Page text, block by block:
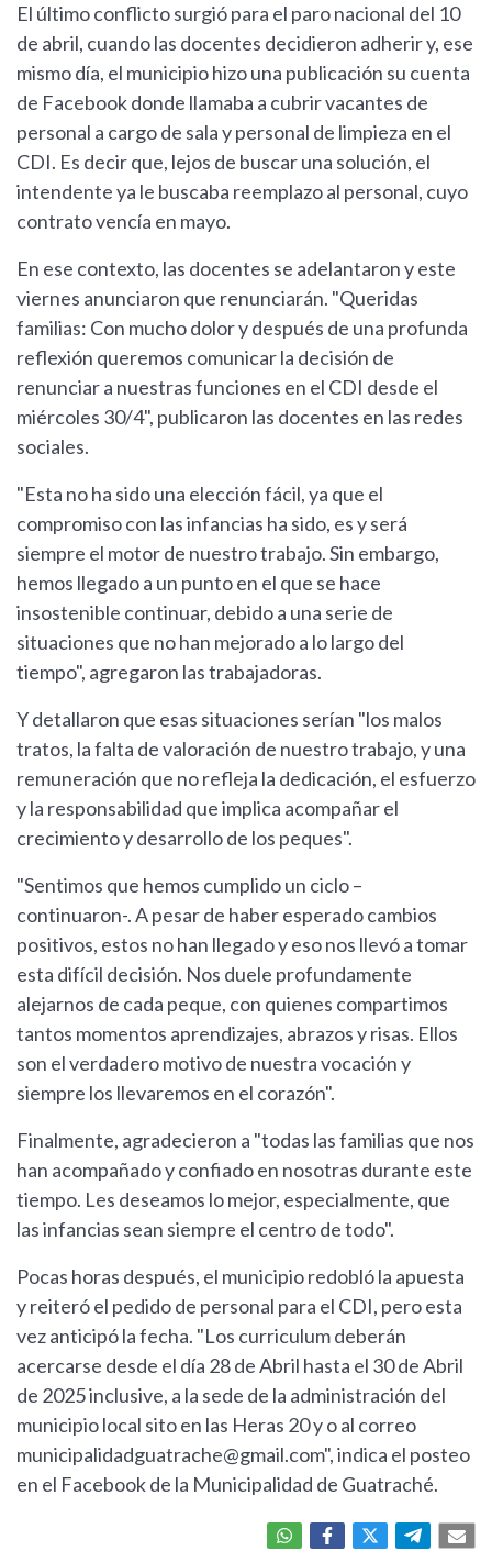
El último conflicto surgió para el paro nacional del 10
de abril, cuando las docentes decidieron adherir y, ese
mismo día, el municipio hizo una publicación su cuenta
de Facebook donde llamaba a cubrir vacantes de
personal a cargo de sala y personal de limpieza en el
CDI. Es decir que, lejos de buscar una solución, el
intendente ya le buscaba reemplazo al personal, cuyo
contrato vencía en mayo.
En ese contexto, las docentes se adelantaron y este
viernes anunciaron que renunciarán. "Queridas
familias: Con mucho dolor y después de una profunda
reflexión queremos comunicar la decisión de
renunciar a nuestras funciones en el CDI desde el
miércoles 30/4", publicaron las docentes en las redes
sociales.
"Esta no ha sido una elección fácil, ya que el
compromiso con las infancias ha sido, es y será
siempre el motor de nuestro trabajo. Sin embargo,
hemos llegado a un punto en el que se hace
insostenible continuar, debido a una serie de
situaciones que no han mejorado a lo largo del
tiempo", agregaron las trabajadoras.
Y detallaron que esas situaciones serían "los malos
tratos, la falta de valoración de nuestro trabajo, y una
remuneración que no refleja la dedicación, el esfuerzo
y la responsabilidad que implica acompañar el
crecimiento y desarrollo de los peques".
"Sentimos que hemos cumplido un ciclo –
continuaron-. A pesar de haber esperado cambios
positivos, estos no han llegado y eso nos llevó a tomar
esta difícil decisión. Nos duele profundamente
alejarnos de cada peque, con quienes compartimos
tantos momentos aprendizajes, abrazos y risas. Ellos
son el verdadero motivo de nuestra vocación y
siempre los llevaremos en el corazón".
Finalmente, agradecieron a "todas las familias que nos
han acompañado y confiado en nosotras durante este
tiempo. Les deseamos lo mejor, especialmente, que
las infancias sean siempre el centro de todo".
Pocas horas después, el municipio redobló la apuesta
y reiteró el pedido de personal para el CDI, pero esta
vez anticipó la fecha. "Los curriculum deberán
acercarse desde el día 28 de Abril hasta el 30 de Abril
de 2025 inclusive, a la sede de la administración del
municipio local sito en las Heras 20 y o al correo
municipalidadguatrache@gmail.com", indica el posteo
en el Facebook de la Municipalidad de Guatraché.